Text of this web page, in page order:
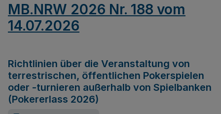
MB.NRW 2026 Nr. 188 vom
14.07.2026
Richtlinien über die Veranstaltung von
terrestrischen, öffentlichen Pokerspielen
oder -turnieren außerhalb von Spielbanken
(Pokererlass 2026)